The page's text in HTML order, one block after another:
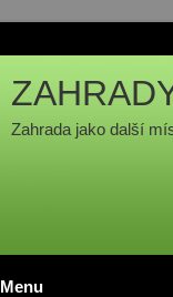
Zahrada jako další
Menu